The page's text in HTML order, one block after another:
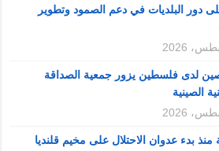
دور البلديات في دعم الصمود وتطوير
لدى فلسطين يزور جمعية الصداقة
الصينية
منذ بدء عدوان الاحتلال على مخيم قلنديا